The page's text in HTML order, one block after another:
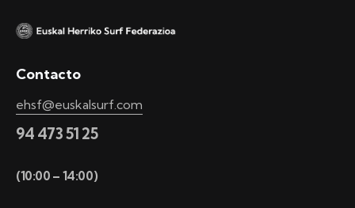
Contacto
ehsf@euskalsurf.com
94 473 51 25
(10:00 – 14:00)